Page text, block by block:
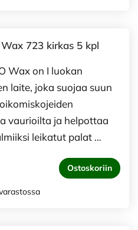
723 kirkas 5 kpl
Wax on I luokan
laite, joka suojaa suun
vaurioilta ja helpottaa
leikatut palat …
Ostoskoriin